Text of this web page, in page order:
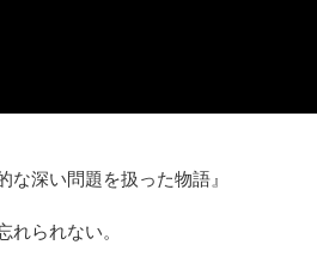
深い問題を扱った物語』
られない。